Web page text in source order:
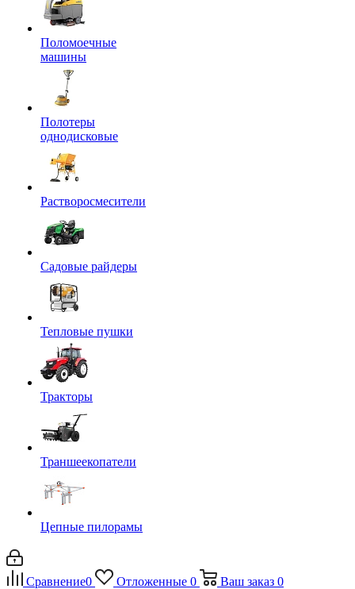
Поломоечные
машины
Полотеры
однодисковые
Растворосмесители
Садовые райдеры
Тепловые пушки
Тракторы
Траншеекопатели
Цепные пилорамы
Сравнение0 Отложенные 0 Ваш заказ 0